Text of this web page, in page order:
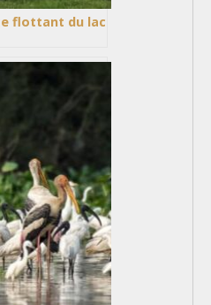
flottant du lac